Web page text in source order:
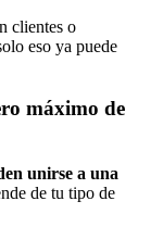
clientes o
eso ya puede
máximo de
unirse a una
de tu tipo de